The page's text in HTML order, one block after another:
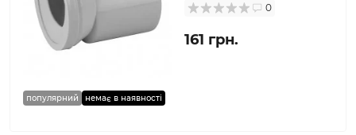
популярний немає в наявності
0
161 грн.